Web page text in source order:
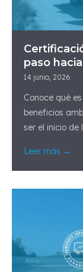
paso
14 junio, 2026
Conoce qué
beneficios
ser el inicio de
Leer más →